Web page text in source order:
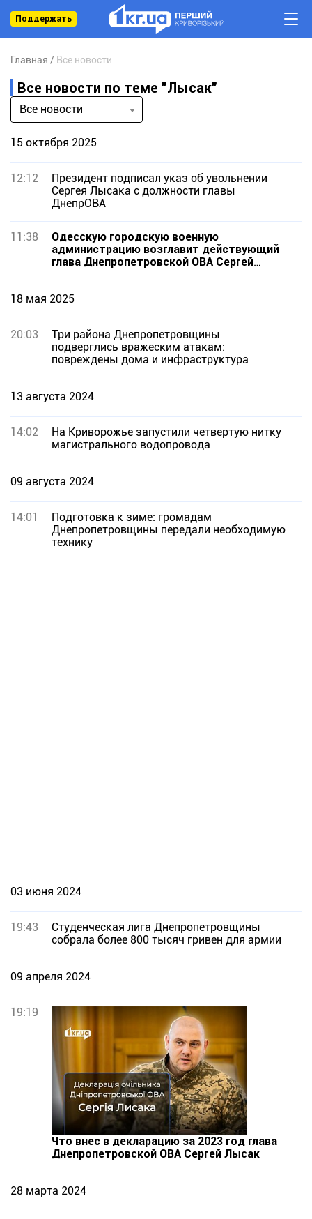
Поддержать
Главная Все новости
Все новости по теме "Лысак"
Все новости
15 октября 2025
12:12
Президент подписал указ об увольнении
Сергея Лысака с должности главы
ДнепрОВА
11:38
Одесскую городскую военную
администрацию возглавит действующий
глава Днепропетровской ОВА Сергей
18 мая 2025
20:03
Три района Днепропетровщины
подверглись вражеским атакам:
повреждены дома и инфраструктура
13 августа 2024
14:02
На Криворожье запустили четвертую нитку
магистрального водопровода
09 августа 2024
14:01
Подготовка к зиме: громадам
Днепропетровщины передали необходимую
технику
03 июня 2024
19:43
Студенческая лига Днепропетровщины
собрала более 800 тысяч гривен для армии
09 апреля 2024
19:19
Что внес в декларацию за 2023 год глава
Днепропетровской ОВА Сергей Лысак
28 марта 2024